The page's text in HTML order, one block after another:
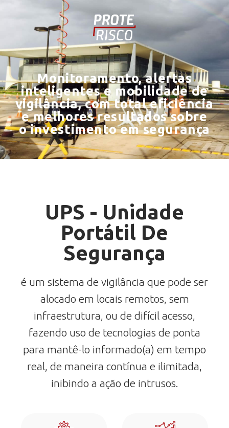
Monitoramento, alertas
inteligentes e mobilidade de
vigilância, com total eficiência
e melhores resultados sobre
o investimento em segurança
UPS - Unidade
Portátil De
Segurança
é um sistema de vigilância que pode ser
alocado em locais remotos, sem
infraestrutura, ou de difícil acesso,
fazendo uso de tecnologias de ponta
para mantê-lo informado(a) em tempo
real, de maneira contínua e ilimitada,
inibindo a ação de intrusos.